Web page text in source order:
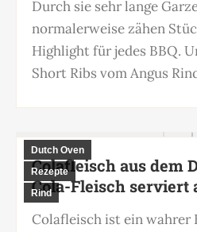
Durch sie sehr lange
normalerweise zähen
Highlight für jedes BBQ.
Short Ribs vom Angus
Dutch Oven
Rezepte
Rind
Colafleisch aus dem
Cola-Fleisch serviert
Colafleisch ist ein wahrer